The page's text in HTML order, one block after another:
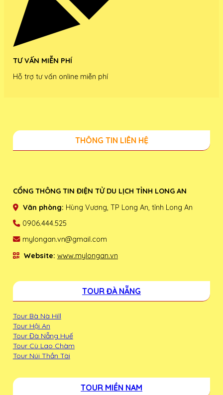
TƯ VẤN MIỄN PHÍ
Hỗ trợ tư vấn online miễn phí
THÔNG TIN LIÊN HỆ
CỔNG THÔNG TIN ĐIỆN TỬ DU LỊCH TỈNH LONG AN
Văn phòng: Hùng Vương, TP Long An, tỉnh Long An
0906.444.525
mylongan.vn@gmail.com
Website: www.mylongan.vn
TOUR ĐÀ NẴNG
Tour Bà Nà Hill
Tour Hội An
Tour Đà Nẵng Huế
Tour Cù Lao Chàm
Tour Núi Thần Tài
TOUR MIỀN NAM